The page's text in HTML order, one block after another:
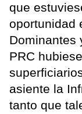
que
oportunidad
Dominantes
PRC
asiente la
tanto que